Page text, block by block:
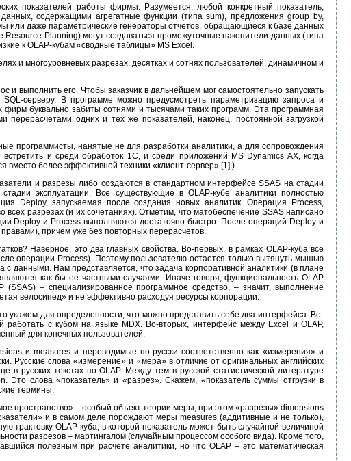
показателей работы фирмы. Разумеется, любой конкретный показатель,
содержащими агрегатные функции (типа sum), предложения group by,
или даже параметрические генераторы отчетов, обращающиеся к базе данных
Planning) могут создаваться промежуточные накопители данных (типа
к OLAP-кубам «сводные таблицы» MS Excel.
и многоуровневых разрезах, десятках и сотнях пользователей, динамичном и
и выполнить его. Чтобы заказчик в дальнейшем мог самостоятельно запускать
серверу. В программе можно предусмотреть параметризацию запроса и
буквально забиты сотнями и тысячами таких программ. Эта программная
перерасчетами одних и тех же показателей, наконец, постоянной загрузкой
программисты, нанятые не для разработки аналитики, а для сопровождения
и среди обработок 1С, и среди приложений MS Dynamics AX, когда
вместо более эффективной техники «клиент-сервер» [1].)
и разрезы либо создаются в стандартном интерфейсе SSAS на стадии
эксплуатации. Все существующие в OLAP-кубе аналитики полностью
Deploy, запускаемая после создания новых аналитик. Операция Process,
всех разрезах (и их сочетаниях). Отметим, что матобеспечение SSAS написано
Deploy и Process выполняются достаточно быстро. После операций Deploy и
причем уже без повторных перерасчетов.
Наверное, это два главных свойства. Во-первых, в рамках OLAP-куба все
операции Process). Поэтому пользователю остается только вытянуть мышью
данными. Нам представляется, что задача корпоративной аналитики (в плане
как бы ее частными случаями. Иначе говоря, функциональность OLAP
– специализированное программное средство, – значит, выполнение
велосипед» и не эффективно расходуя ресурсы корпорации.
укажем для определенности, что можно представить себе два интерфейса. Во-
с кубом на языке MDX. Во-вторых, интерфейс между Excel и OLAP,
для конечных пользователей.
и measures и переводимые по-русски соответственно как «измерения» и
Русские слова «измерение» и «мера» в отличие от оригинальных английских
русских текстах по OLAP. Между тем в русской статистической литературе
слова «показатель» и «разрез». Скажем, «показатель суммы отгрузки в
термины.
пространство» – особый объект теории меры, при этом «разрезы» dimensions
и в самом деле порождают меры measures (аддитивные и не только),
OLAP-куба, в которой показатель может быть случайной величиной
разрезов – мартингалом (случайным процессом особого вида). Кроме того,
полезным при расчете аналитики, но что OLAP – это математическая